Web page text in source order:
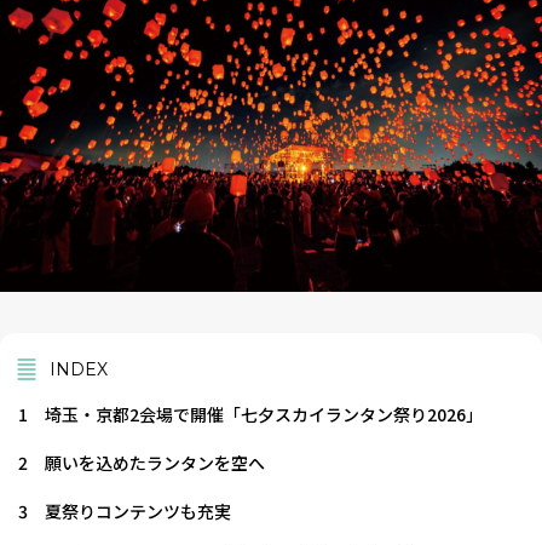
INDEX
1
埼玉・京都2会場で開催「七夕スカイランタン祭り2026」
2
願いを込めたランタンを空へ
3
夏祭りコンテンツも充実